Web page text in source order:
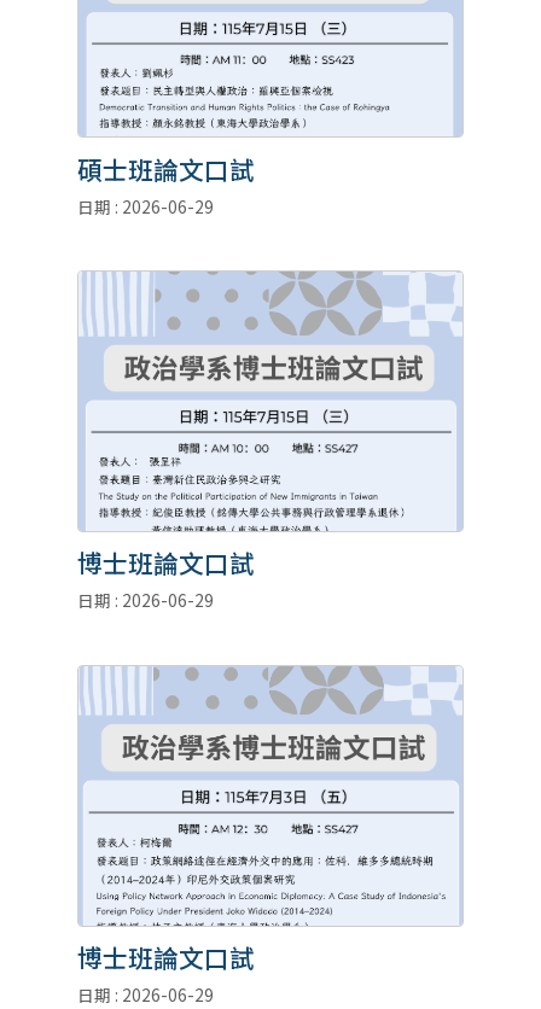
碩士班論文口試
日期 : 2026-06-29
博士班論文口試
日期 : 2026-06-29
博士班論文口試
日期 : 2026-06-29